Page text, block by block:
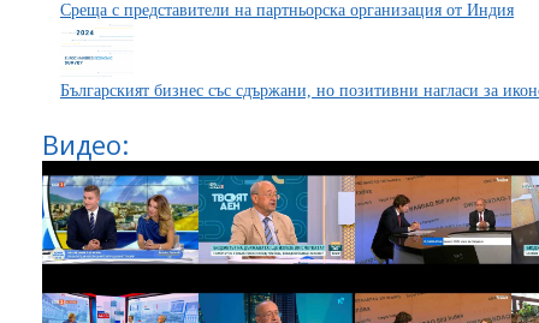
Среща с представители на партньорска организация от Индия
Българският бизнес със сдържани, но позитивни нагласи за
Видео: